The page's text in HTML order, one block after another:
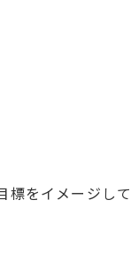
をイメージし